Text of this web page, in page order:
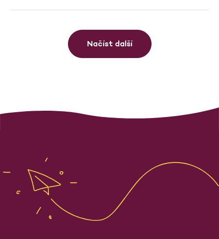
Načíst další